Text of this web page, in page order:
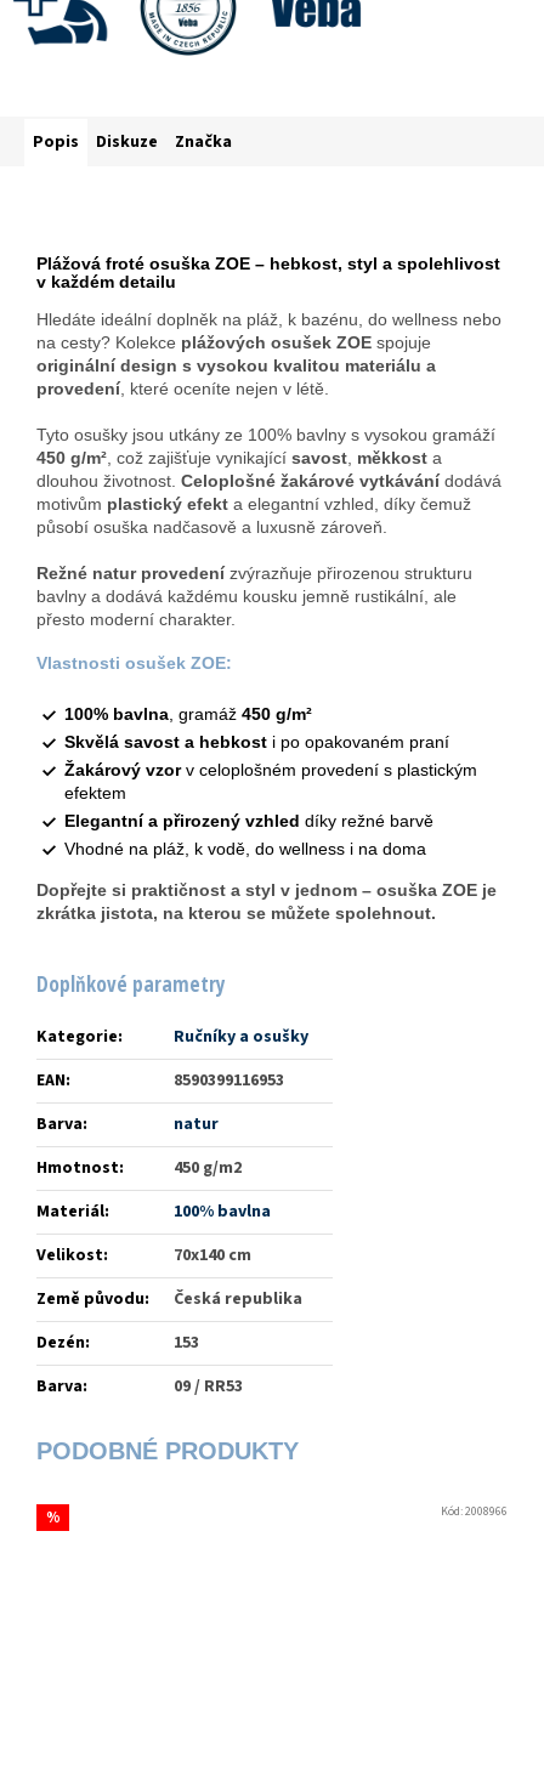
Popis Diskuze Značka
Plážová froté osuška ZOE – hebkost, styl a spolehlivost
v každém detailu
Hledáte ideální doplněk na pláž, k bazénu, do wellness nebo
na cesty? Kolekce plážových osušek ZOE spojuje
originální design s vysokou kvalitou materiálu a
provedení, které oceníte nejen v létě.
Tyto osušky jsou utkány ze 100% bavlny s vysokou gramáží
450 g/m², což zajišťuje vynikající savost, měkkost a
dlouhou životnost. Celoplošné žakárové vytkávánídodává
motivům plastický efekt a elegantní vzhled, díky čemuž
působí osuška nadčasově a luxusně zároveň.
Režné natur provedenízvýrazňuje přirozenou strukturu
bavlny a dodává každému kousku jemně rustikální, ale
přesto moderní charakter.
Vlastnosti osušek ZOE:
100% bavlna, gramáž 450 g/m²
Skvělá savost a hebkost i po opakovaném praní
Žakárový vzorv celoplošném provedení s plastickým
efektem
Elegantní a přirozený vzhled díky režné barvě
Vhodné na pláž, k vodě, do wellness i na doma
Dopřejte si praktičnost a styl v jednom – osuška ZOE je
zkrátka jistota, na kterou se můžete spolehnout.
Doplňkové parametry
Kategorie:
Ručníky a osušky
EAN:
8590399116953
Barva:
natur
Hmotnost:
450 g/m2
Materiál:
100% bavlna
Velikost:
70x140 cm
Země původu:
Česká republika
Dezén:
153
Barva: 09 / RR53
% Kód:2008966